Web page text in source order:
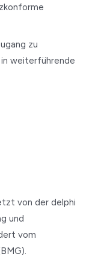
zu
weiterführende
von der delphi
und
vom